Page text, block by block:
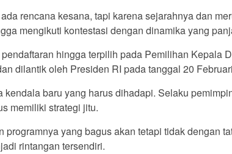
rencana kesana, tapi karena sejarahnya dan
mengikuti kontestasi dengan dinamika yang
hingga terpilih pada Pemilihan Kepala
dilantik oleh Presiden RI pada tanggal 20
kendala baru yang harus dihadapi. Selaku
memiliki strategi jitu.
programnya yang bagus akan tetapi tidak dengan
rintangan tersendiri.